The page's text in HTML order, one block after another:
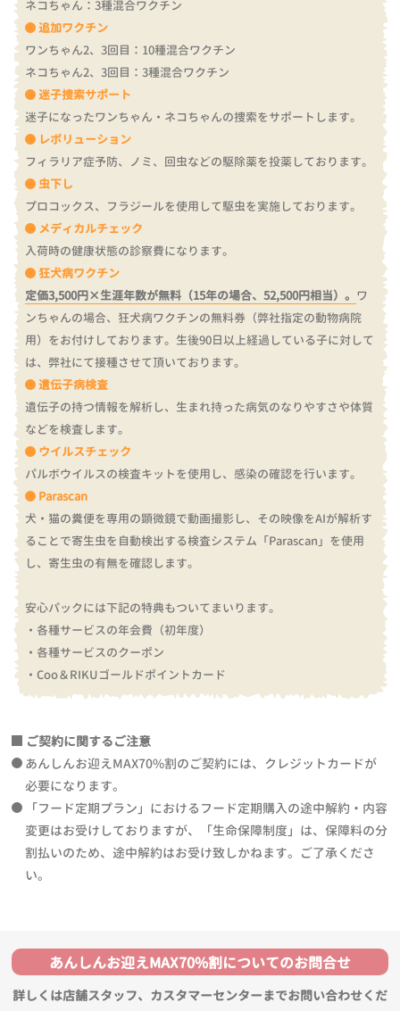
ネコちゃん：3種混合ワクチン
追加ワクチン
ワンちゃん2、3回目：10種混合ワクチン
ネコちゃん2、3回目：3種混合ワクチン
迷子捜索サポート
迷子になったワンちゃん・ネコちゃんの捜索をサポートします。
レボリューション
フィラリア症予防、ノミ、回虫などの駆除薬を投薬しております。
虫下し
プロコックス、フラジールを使用して駆虫を実施しております。
メディカルチェック
入荷時の健康状態の診察費になります。
狂犬病ワクチン
定価3,500円×生涯年数が無料（15年の場合、52,500円相当）。 ワ
ンちゃんの場合、狂犬病ワクチンの無料券（弊社指定の動物病院
用）をお付けしております。 生後90日以上経過している子に対して
は、弊社にて接種させて頂いております。
遺伝子病検査
遺伝子の持つ情報を解析し、生まれ持った病気のなりやすさや体質
などを検査します。
ウイルスチェック
パルボウイルスの検査キットを使用し、感染の確認を行います。
Parascan
犬・猫の糞便を専用の顕微鏡で動画撮影し、その映像をAIが解析す
ることで寄生虫を自動検出する検査システム「Parascan」を使用
し、寄生虫の有無を確認します。
安心パックには下記の特典もついてまいります。
・各種サービスの年会費（初年度）
・各種サービスのクーポン
・Coo＆RIKUゴールドポイントカード
ご契約に関するご注意
あんしんお迎えMAX70%割のご契約には、クレジットカードが
必要になります。
「フード定期プラン」におけるフード定期購入の途中解約・内容
変更はお受けしておりますが、「生命保障制度」は、保障料の分
割払いのため、途中解約はお受け致しかねます。ご了承くださ
い。
あんしんお迎えMAX70%割についてのお問合せ
詳しくは店舗スタッフ、カスタマーセンターまでお問い合わせくだ